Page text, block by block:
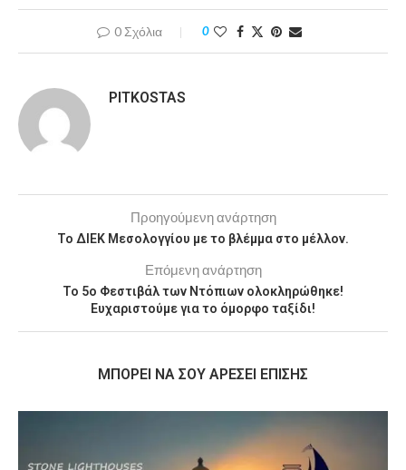
0 Σχόλια 0
PITKOSTAS
Προηγούμενη ανάρτηση
Το ΔΙΕΚ Μεσολογγίου με το βλέμμα στο μέλλον.
Επόμενη ανάρτηση
Το 5ο Φεστιβάλ των Ντόπιων ολοκληρώθηκε!
Ευχαριστούμε για το όμορφο ταξίδι!
MΠΟΡΕΊ ΝΑ ΣΟΥ ΑΡΈΣΕΙ ΕΠΊΣΗΣ